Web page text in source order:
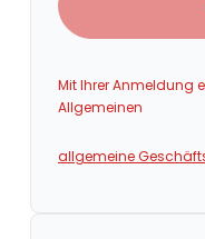
Mit Ihrer Anmeldung
Allgemeinen
allgemeine